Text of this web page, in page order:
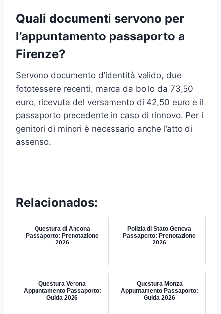
Quali documenti servono per
l’appuntamento passaporto a
Firenze?
Servono documento d’identità valido, due
fototessere recenti, marca da bollo da 73,50
euro, ricevuta del versamento di 42,50 euro e il
passaporto precedente in caso di rinnovo. Per i
genitori di minori è necessario anche l’atto di
assenso.
Relacionados:
Questura di Ancona
Passaporto: Prenotazione
2026
Polizia di Stato Genova
Passaporto: Prenotazione
2026
Questura Verona
Appuntamento Passaporto:
Guida 2026
Questura Monza
Appuntamento Passaporto:
Guida 2026